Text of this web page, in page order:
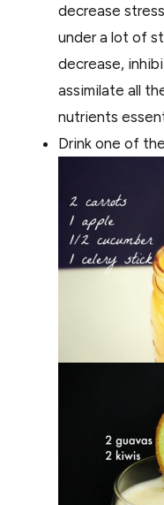
decrease
under a lot of
decrease,
assimilate all
nutrients
Drink one of